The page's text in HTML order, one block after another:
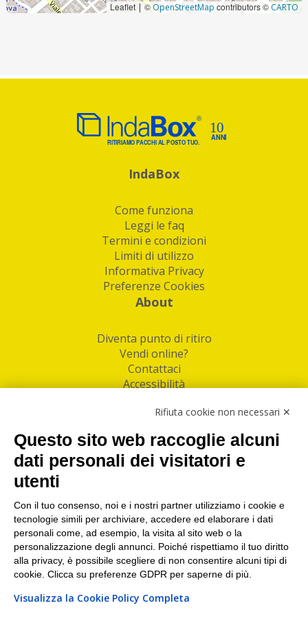
Leaflet | ©OpenStreetMap contributors © CARTO
IndaBox
Come funziona
Leggi le faq
Termini e condizioni
Limiti di utilizzo
Informativa Privacy
Preferenze Cookies
About
Diventa punto di ritiro
Vendi online?
Contattaci
Accessibilità
Facebook
Linkedin
I nostri punti di ritiro e spedizione pacchi nelle
maggiori città italiane
Torino|Milano|Roma|Bologna|Firenze| Genova
Napoli|Varese
Rifiuta cookie non necessari ✕
Questo sito web raccoglie alcuni
dati personali dei visitatori e
utenti
Con il tuo consenso, noi e i nostri partner utilizziamo i cookie e
tecnologie simili per archiviare, accedere ed elaborare i dati
personali come, ad esempio, la visita al sito web o la
personalizzazione degli annunci. Poiché rispettiamo il tuo diritto
alla privacy, è possibile scegliere di non consentire alcuni tipi di
cookie. Clicca su preferenze GDPR per saperne di più.
Visualizza la Cookie Policy Completa